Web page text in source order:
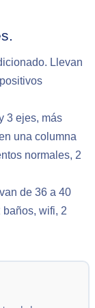
Llevan
3 ejes, más
una columna
normales, 2
de 36 a 40
wifi, 2